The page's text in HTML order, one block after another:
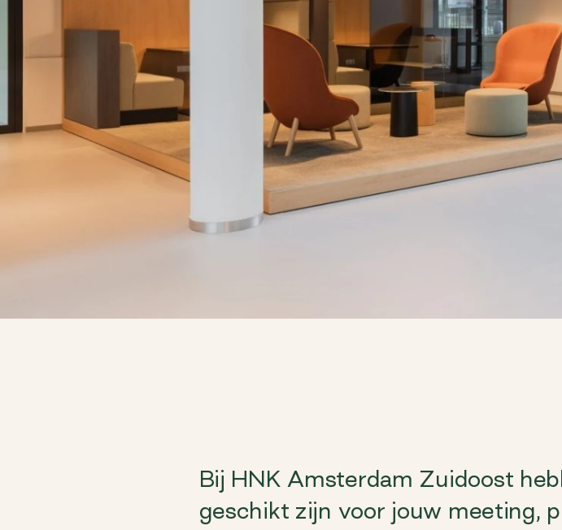
Bij HNK Amsterdam Zuidoost
geschikt zijn voor jouw meeting,